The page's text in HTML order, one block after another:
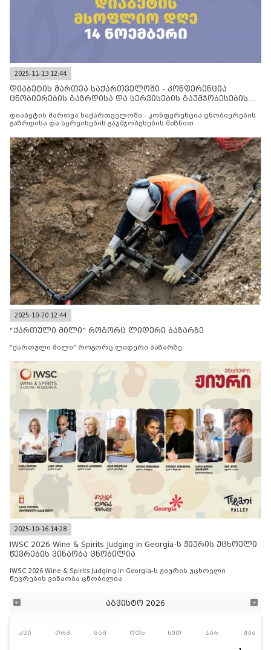
2025-11-13 12:44
დიაბეტის მართვა საქართველოში - კონფერენცია
ცნობიერების გაზრდისა და სერვისების გაუმჯობესების
დიაბეტის მართვა საქართველოში - კონფერენცია ცნობიერების
გაზრდისა და სერვისების გაუმჯობესების მიზნით
2025-10-20 12:44
“ქართული მილი” როგორც ლიდერი ბაზარზე
“ქართული მილი” როგორც ლიდერი ბაზარზე
2025-10-16 14:28
IWSC 2026 Wine & Spirits Judging in Georgia-ს ჟიურის უცხოელი
წევრების ვინაობა ცნობილია
IWSC 2026 Wine & Spirits Judging in Georgia-ს ჟიურის უცხოელი
წევრების ვინაობა ცნობილია
აგვისტო 2026
კვი ორშ სამ ოთხ ხუთ პარ შაბ